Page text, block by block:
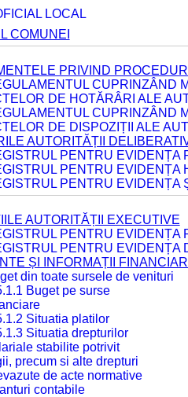
LOCAL
COMUNEI
PRIVIND
CUPRINZÂND
DE HOTĂRÂRI ALE
CUPRINZÂND
DE DISPOZIȚII ALE
AUTORITĂȚII
PENTRU EVIDENȚA
PENTRU EVIDENȚA
PENTRU EVIDENȚA
AUTORITĂȚII EXECUTIVE
PENTRU EVIDENȚA
PENTRU EVIDENȚA
ȘI INFORMAȚII
din toate sursele de venituri
Buget pe surse
Situatia platilor
Situatia drepturilor
stabilite potrivit
precum si alte drepturi
de acte normative
contabile